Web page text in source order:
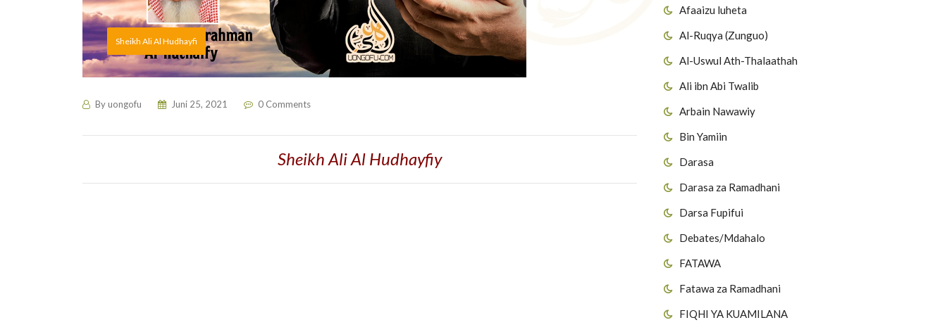
Afaaizu luheta
Al-Ruqya (Zunguo)
Al-Uswul Ath-Thalaathah
Ali ibn Abi Twalib
Arbain Nawawiy
Bin Yamiin
Darasa
Darasa za Ramadhani
Darsa Fupifui
Debates/Mdahalo
FATAWA
Fatawa za Ramadhani
FIQHI YA KUAMILANA
Sheikh Ali Al Hudhayfi
Byuongofu Juni 25, 2021 0 Comments
Sheikh Ali Al Hudhayfiy